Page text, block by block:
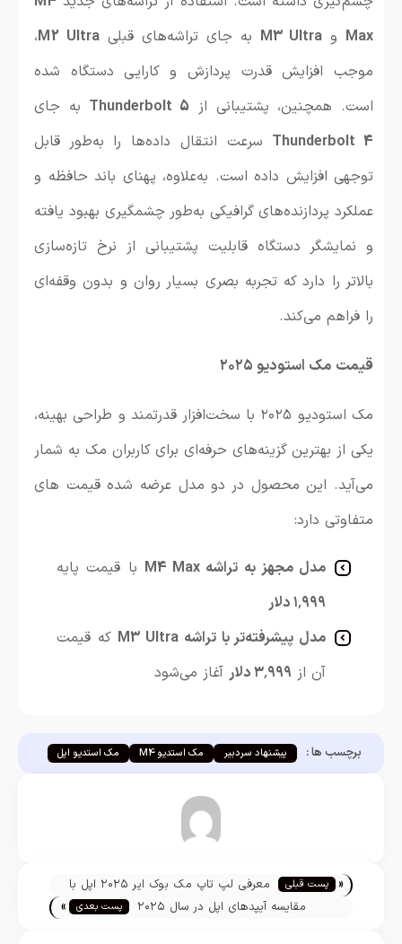
Max و M3 Ultra به جای تراشه‌های قبلی M2 Ultra،
موجب افزایش قدرت پردازش و کارایی دستگاه شده
است. همچنین، پشتیبانی از Thunderbolt 5 به جای
Thunderbolt 4 سرعت انتقال داده‌ها را به‌طور قابل
توجهی افزایش داده است. به‌علاوه، پهنای باند حافظه و
عملکرد پردازنده‌های گرافیکی به‌طور چشمگیری بهبود یافته
و نمایشگر دستگاه قابلیت پشتیبانی از نرخ تازه‌سازی
بالاتر را دارد که تجربه بصری بسیار روان و بدون وقفه‌ای
را فراهم می‌کند.
قیمت مک استودیو ۲۰۲۵
مک استودیو ۲۰۲۵ با سخت‌افزار قدرتمند و طراحی بهینه،
یکی از بهترین گزینه‌های حرفه‌ای برای کاربران مک به شمار
می‌آید. این محصول در دو مدل عرضه شده قیمت های
متفاوتی دارد:
مدل مجهز به تراشه M4 Max
با قیمت پایه
۱٬۹۹۹ دلار
مدل پیشرفته‌تر با تراشه M3 Ultra
که قیمت
آن از ۳٬۹۹۹ دلار آغاز می‌شود
برچسب ها : پیشنهاد سردبیر مک استدیو M4 مک استدیو اپل
مازیار نجارزاده « پست قبلی
معرفی لپ تاپ مک بوک ایر ۲۰۲۵ اپل با
پردازنده M4
مقایسه آیپدهای اپل در سال ۲۰۲۵ پست بعدی »